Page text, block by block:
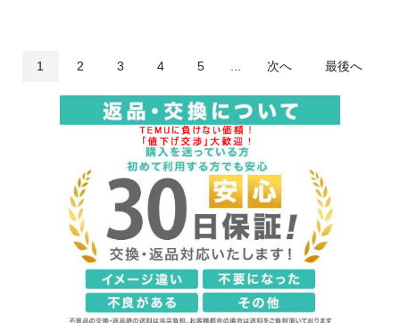
1 2 3 4 5 次へ 最後へ